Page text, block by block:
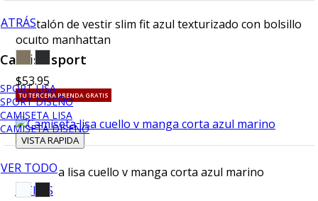
ATRÁS
Camisa sport
SPORT LISA
SPORT DISEÑO
CAMISETA LISA
CAMISETA DISEÑO
VER TODO
ATRÁS
Pantalón de vestir slim fit azul texturizado con bolsillo
oculto manhattan
$53.95
TU TERCERA PRENDA GRATIS
VISTA RAPIDA
Camiseta lisa cuello v manga corta azul marino